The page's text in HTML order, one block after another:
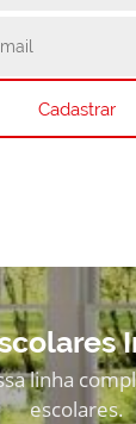
Cadastrar
linha
escolares.